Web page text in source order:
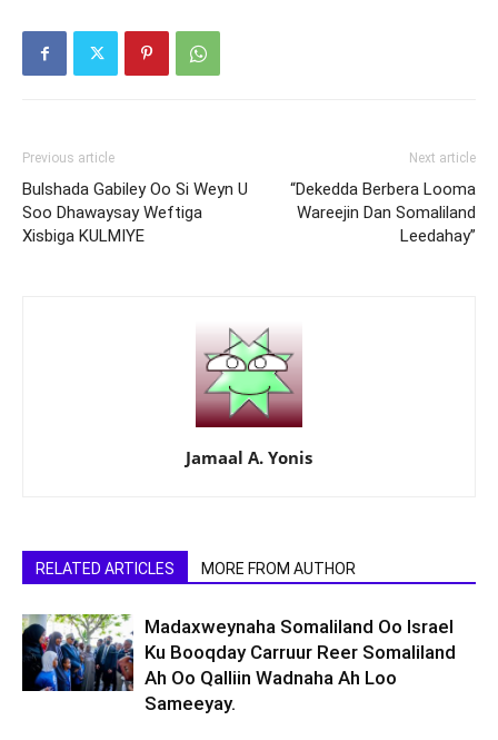
Previous article
Bulshada Gabiley Oo Si Weyn U
Soo Dhawaysay Weftiga
Xisbiga KULMIYE
Next article
“Dekedda Berbera Looma
Wareejin Dan Somaliland
Leedahay”
Jamaal A. Yonis
RELATED ARTICLES MORE FROM AUTHOR
Madaxweynaha Somaliland Oo Israel
Ku Booqday Carruur Reer Somaliland
Ah Oo Qalliin Wadnaha Ah Loo
Sameeyay.